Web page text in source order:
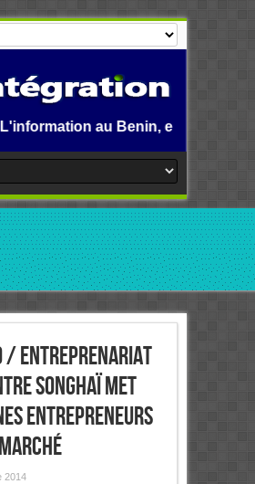
Benin, en Afrique et dans le
/ Entreprenariat
Songhaï met
entrepreneurs
2014